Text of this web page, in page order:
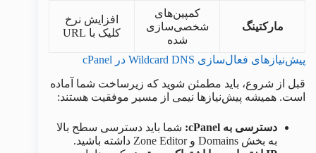
مارکتینگ
کمپین‌های
شخصی‌سازی
شده
افزایش نرخ
کلیک با URL
پیش‌نیازهای فعال‌سازی Wildcard DNS در cPanel
قبل از شروع، باید مطمئن شوید که زیرساخت شما آماده
است. همیشه پیش‌نیازها نیمی از مسیر موفقیت هستند:
دسترسی به cPanel:
شما باید دسترسی سطح بالا
به بخش Domains و Zone Editor داشته باشید.